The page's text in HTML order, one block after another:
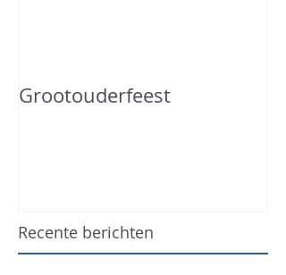
Grootouderfeest
Recente berichten